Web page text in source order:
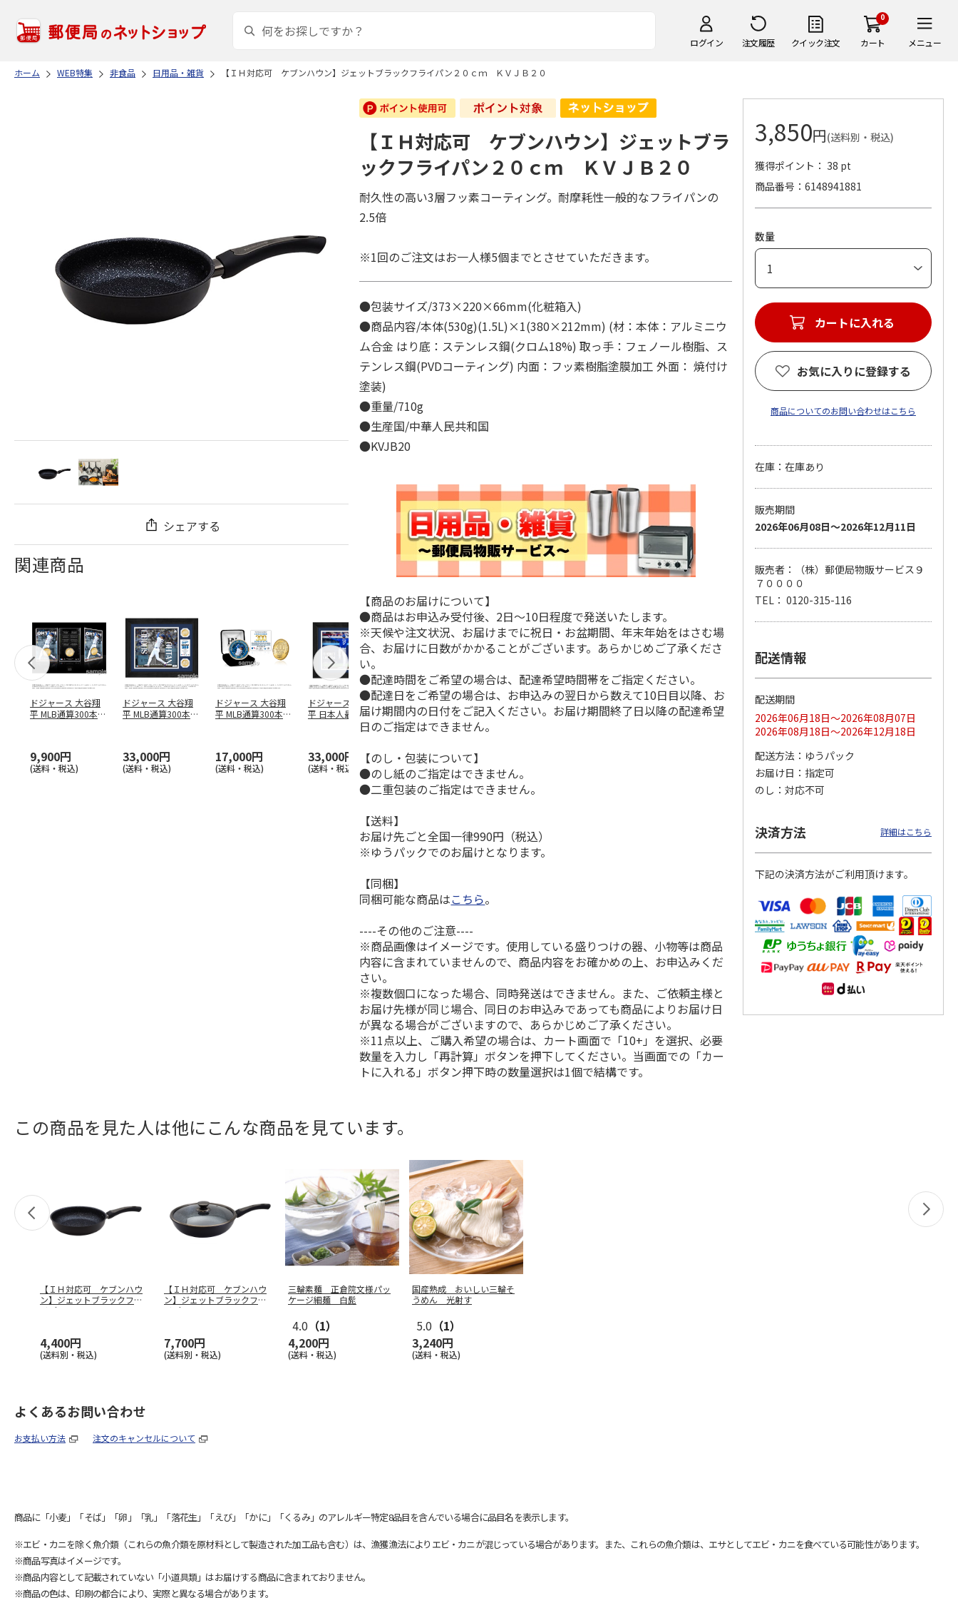
ログイン 注文履歴 クイック注文
0
カート メニュー
ホーム WEB特集 非食品 日用品・雑貨 【ＩＨ対応可 ケブンハウン】ジェットブラックフライパン２０ｃｍ ＫＶＪＢ２０
シェアする
関連商品
ドジャース 大谷翔
平 MLB通算300本塁
9,900円
(送料・税込)
ドジャース 大谷翔
平 MLB通算300本塁
33,000円
(送料・税込)
ドジャース 大谷翔
平 MLB通算300本塁
17,000円
(送料・税込)
ドジャース 大谷翔
平 日本人最多53試
合連続出塁記念 ダ
33,000円
(送料・税込)
MLB ドジャース 大
谷翔平 2026 NL 3・
4月投手…
33,000円
(送料・税込)
ドジャース 大谷翔
平 日本人最多53試
(送料・税込)
MLB ドジャース 大
谷翔平・山本由伸・
MLB ドジャース 大
谷翔平 2026 NL 3・
ドジャース 大谷翔
平 日本人最多53試
合連続出塁記念 シ
ル…
17,000円
(送料・税込)
谷翔平 2026 NL 3・
4月投手…
【ＩＨ対応可 ケブンハウン】ジェットブラ
ックフライパン２０ｃｍ ＫＶＪＢ２０
耐久性の高い3層フッ素コーティング。耐摩耗性一般的なフライパンの
2.5倍
※1回のご注文はお一人様5個までとさせていただきます。
●包装サイズ/373×220×66mm(化粧箱入)
●商品内容/本体(530g)(1.5L)×1(380×212mm) (材：本体：アルミニウ
ム合金 はり底：ステンレス鋼(クロム18%) 取っ手：フェノール樹脂、ス
テンレス鋼(PVDコーティング) 内面：フッ素樹脂塗膜加工 外面： 焼付け
塗装)
●重量/710g
●生産国/中華人民共和国
●KVJB20
【商品のお届けについて】
●商品はお申込み受付後、2日～10日程度で発送いたします。
※天候や注文状況、お届けまでに祝日・お盆期間、年末年始をはさむ場
合、お届けに日数がかかることがございます。あらかじめご了承くださ
い。
●配達時間をご希望の場合は、配達希望時間帯をご指定ください。
●配達日をご希望の場合は、お申込みの翌日から数えて10日目以降、お
届け期間内の日付をご記入ください。お届け期間終了日以降の配達希望
日のご指定はできません。
【のし・包装について】
●のし紙のご指定はできません。
●二重包装のご指定はできません。
【送料】
お届け先ごと全国一律990円（税込）
※ゆうパックでのお届けとなります。
【同梱】
同梱可能な商品はこちら。
----その他のご注意----
※商品画像はイメージです。使用している盛りつけの器、小物等は商品
内容に含まれていませんので、商品内容をお確かめの上、お申込みくだ
さい。
※複数個口になった場合、同時発送はできません。また、ご依頼主様と
お届け先様が同じ場合、同日のお申込みであっても商品によりお届け日
が異なる場合がございますので、あらかじめご了承ください。
※11点以上、ご購入希望の場合は、カート画面で「10+」を選択、必要
数量を入力し「再計算」ボタンを押下してください。当画面での「カー
トに入れる」ボタン押下時の数量選択は1個で結構です。
3,850円(送料別・税込)
獲得ポイント： 38 pt
商品番号
6148941881
数量
カートに入れる
お気に入りに登録する
商品についてのお問い合わせはこちら
在庫：在庫あり
販売期間
2026年06月08日～2026年12月11日
販売者：（株）郵便局物販サービス９
７００００
TEL： 0120-315-116
配送情報
配送期間
2026年06月18日～2026年08月07日
2026年08月18日～2026年12月18日
配送方法
ゆうパック
お届け日
指定可
のし
対応不可
決済方法 詳細はこちら
下記の決済方法がご利用頂けます。
この商品を見た人は他にこんな商品を見ています。
【ＩＨ対応可 ケブンハウ
ン】ジェットブラックフラ
イパン２４
4,400円
(送料別・税込)
【ＩＨ対応可 ケブンハウ
ン】ジェットブラックフラ
イパン２８
7,700円
(送料別・税込)
三輪素麺 正倉院文様パッ
ケージ細麺 白髭
4.0 （1）
4,200円
(送料・税込)
国産熟成 おいしい三輪そ
うめん 光射す
5.0 （1）
3,240円
(送料・税込)
よくあるお問い合わせ
お支払い方法 注文のキャンセルについて
商品に「小麦」「そば」「卵」「乳」「落花生」「えび」「かに」「くるみ」のアレルギー特定8品目を含んでいる場合に品目名を表示します。
※エビ・カニを除く魚介類（これらの魚介類を原材料として製造された加工品も含む）は、漁獲漁法によりエビ・カニが混じっている場合があります。また、これらの魚介類は、エサとしてエビ・カニを食べている可能性があります。
※商品写真はイメージです。
※商品内容として記載されていない「小道具類」はお届けする商品に含まれておりません。
※商品の色は、印刷の都合により、実際と異なる場合があります。